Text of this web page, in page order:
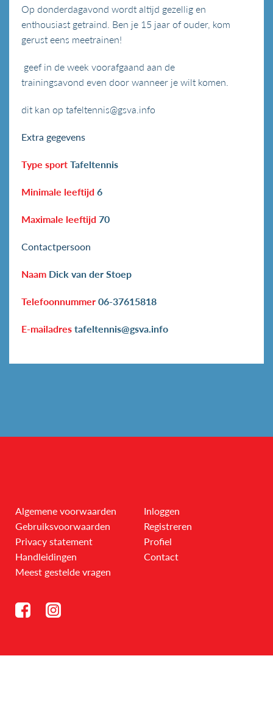
Op donderdagavond wordt altijd gezellig en
enthousiast getraind. Ben je 15 jaar of ouder, kom
gerust eens meetrainen!
geef in de week voorafgaand aan de
trainingsavond even door wanneer je wilt komen.
dit kan op tafeltennis@gsva.info
Extra gegevens
Type sport Tafeltennis
Minimale leeftijd 6
Maximale leeftijd 70
Contactpersoon
Naam Dick van der Stoep
Telefoonnummer 06-37615818
E-mailadres tafeltennis@gsva.info
Algemene voorwaarden
Gebruiksvoorwaarden
Privacy statement
Handleidingen
Meest gestelde vragen
Inloggen
Registreren
Profiel
Contact